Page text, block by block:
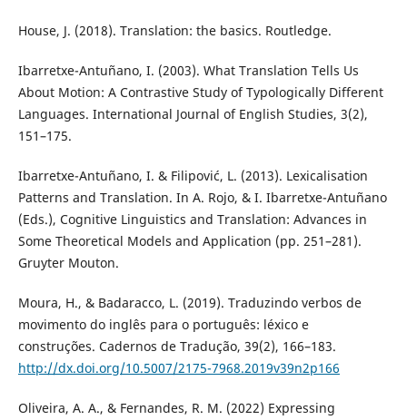
House, J. (2018). Translation: the basics. Routledge.
Ibarretxe-Antuñano, I. (2003). What Translation Tells Us
About Motion: A Contrastive Study of Typologically Different
Languages. International Journal of English Studies, 3(2),
151–175.
Ibarretxe-Antuñano, I. & Filipović, L. (2013). Lexicalisation
Patterns and Translation. In A. Rojo, & I. Ibarretxe-Antuñano
(Eds.), Cognitive Linguistics and Translation: Advances in
Some Theoretical Models and Application (pp. 251–281).
Gruyter Mouton.
Moura, H., & Badaracco, L. (2019). Traduzindo verbos de
movimento do inglês para o português: léxico e
construções. Cadernos de Tradução, 39(2), 166–183.
http://dx.doi.org/10.5007/2175-7968.2019v39n2p166
Oliveira, A. A., & Fernandes, R. M. (2022) Expressing